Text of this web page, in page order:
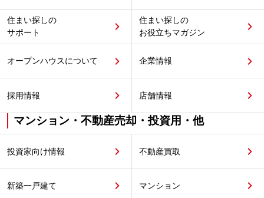
住まい探しの
サポート
住まい探しの
お役立ちマガジン
オープンハウスについて 企業情報
採用情報 店舗情報
マンション・不動産売却・投資用・他
投資家向け情報 不動産買取
新築一戸建て マンション